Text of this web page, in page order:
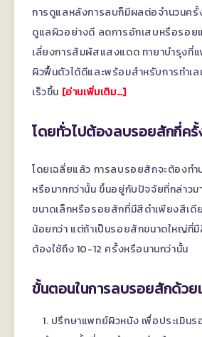
การดูแลหลังการลบก็มีผลต่อจำนวนครั้
ดูแลผิวอย่างดี ลดการอักเสบหรือรอย
เลี่ยงการสัมผัสแสงแดด ทายาบำรุงที่แ
ผิวฟื้นตัวได้ดีและพร้อมสำหรับการทำเ
เร็วขึ้น [อ่านเพิ่มเติม…]
โดยทั่วไปต้องลบรอยสักกี่ครั้
โดยเฉลี่ยแล้ว การลบรอยสักจะต้องท
หรือมากกว่านั้น ขึ้นอยู่กับปัจจัยที่กล่าว
ขนาดเล็กหรือรอยสักที่มีสีดำเพียงสีเดี
น้อยกว่า แต่ถ้าเป็นรอยสักขนาดใหญ่ที่
ต้องใช้ถึง 10-12 ครั้งหรือนานกว่านั้น
ขั้นตอนในการลบรอยสักด้วย
ปรึกษาแพทย์ผิวหนัง เพื่อประเมิน